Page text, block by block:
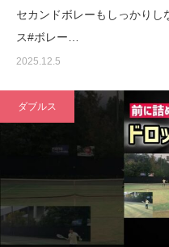
セカンドボレーもしっかり
ス#ボレー…
2025.12.5
ダブルス